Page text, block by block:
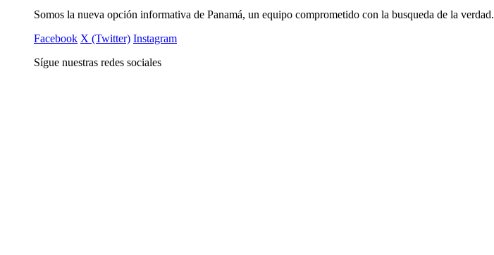
Somos la nueva opción informativa de Panamá, un equipo comprometido con la busqueda de la verdad.
Facebook X (Twitter) Instagram
Sígue nuestras redes sociales